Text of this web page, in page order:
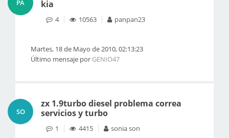
PA
kia
4 10563 panpan23
Martes, 18 de Mayo de 2010, 02:13:23
Último mensaje por GENIO47
SO
zx 1.9turbo diesel problema correa
servicios y turbo
1 4415 sonia son